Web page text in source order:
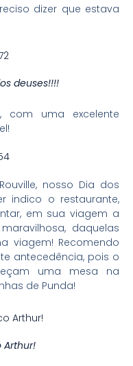
dizer que estava
deuses!!!!
com uma excelente
nosso Dia dos
indico o restaurante,
em sua viagem a
daquelas
viagem! Recomendo
antecedência, pois o
uma mesa na
de Punda!
Arthur!